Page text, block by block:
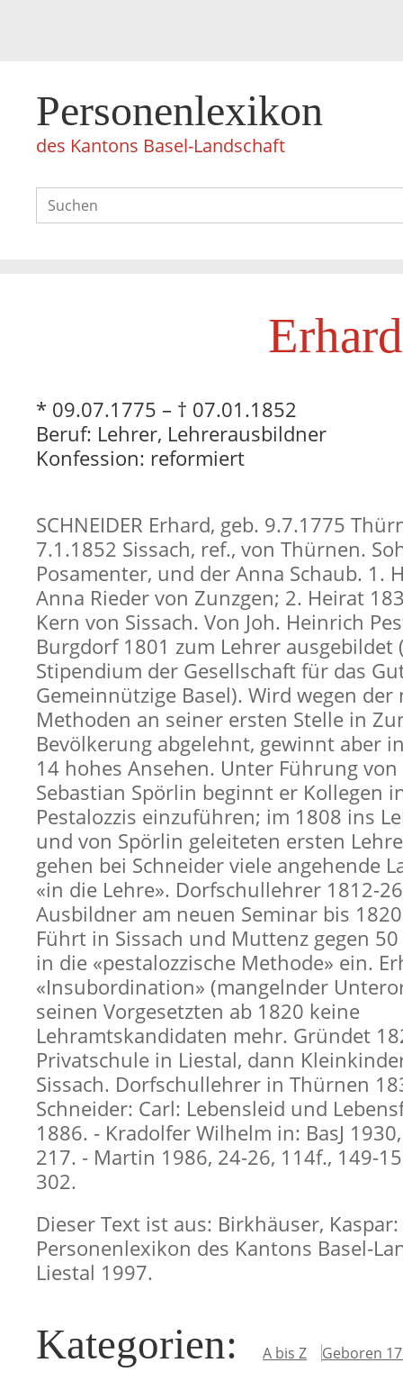
Personenlexikon
des Kantons Basel-Landschaft
* 09.07.1775 – † 07.01.1852
Beruf: Lehrer, Lehrerausbildner
Konfession: reformiert
SCHNEIDER Erhard, geb. 9.7.1775
7.1.1852 Sissach, ref., von Thürnen.
Posamenter, und der Anna Schaub. 1.
Anna Rieder von Zunzgen; 2. Heirat
Kern von Sissach. Von Joh. Heinrich
Burgdorf 1801 zum Lehrer ausgebildet
Stipendium der Gesellschaft für das
Gemeinnützige Basel). Wird wegen der
Methoden an seiner ersten Stelle in
Bevölkerung abgelehnt, gewinnt aber
14 hohes Ansehen. Unter Führung
Sebastian Spörlin beginnt er Kollegen
Pestalozzis einzuführen; im 1808 ins
und von Spörlin geleiteten ersten
gehen bei Schneider viele angehende
«in die Lehre». Dorfschullehrer 1812-
Ausbildner am neuen Seminar bis
Führt in Sissach und Muttenz gegen
in die «pestalozzische Methode» ein.
«Insubordination» (mangelnder
seinen Vorgesetzten ab 1820 keine
Lehramtskandidaten mehr. Gründet
Privatschule in Liestal, dann
Sissach. Dorfschullehrer in Thürnen
Schneider: Carl: Lebensleid und
1886. - Kradolfer Wilhelm in: BasJ
217. - Martin 1986, 24-26, 114f., 149-
302.
Dieser Text ist aus: Birkhäuser, Kaspar:
Personenlexikon des Kantons Basel-
Liestal 1997.
Kategorien: A bis Z Geboren